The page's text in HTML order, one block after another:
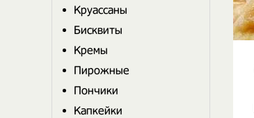
Круассаны
Бисквиты
Кремы
Пирожные
Пончики
Капкейки